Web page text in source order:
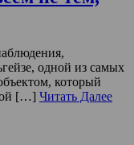
одной из самых
который
[…] Читать Далее